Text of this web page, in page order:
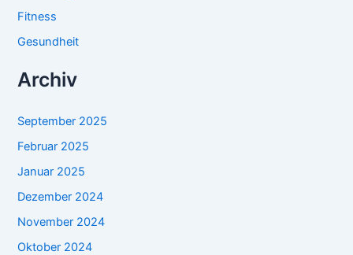
Fitness
Gesundheit
Archiv
September 2025
Februar 2025
Januar 2025
Dezember 2024
November 2024
Oktober 2024